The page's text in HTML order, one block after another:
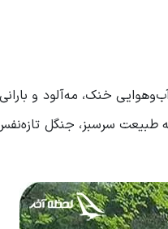
خنک، مه‌آلود و
طبیعت سرسبز، جنگل‌